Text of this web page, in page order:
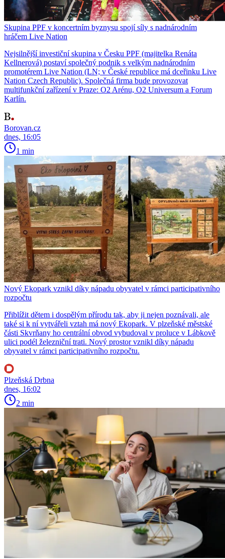
Skupina PPF v koncertním byznysu spojí síly s nadnárodním
hráčem Live Nation
Nejsilnější investiční skupina v Česku PPF (majitelka Renáta
Kellnerová) postaví společný podnik s velkým nadnárodním
promotérem Live Nation (LN; v České republice má dceřinku Live
Nation Czech Republic). Společná firma bude provozovat
multifunkční zařízení v Praze: O2 Arénu, O2 Universum a Forum
Karlín.
Borovan.cz
dnes, 16:05
1 min
Nový Ekopark vznikl díky nápadu obyvatel v rámci participativního
rozpočtu
Přiblížit dětem i dospělým přírodu tak, aby ji nejen poznávali, ale
také si k ní vytvářeli vztah má nový Ekopark. V plzeňské městské
části Skvrňany ho centrální obvod vybudoval v proluce v Lábkově
ulici podél železniční trati. Nový prostor vznikl díky nápadu
obyvatel v rámci participativního rozpočtu.
Plzeňská Drbna
dnes, 16:02
2 min